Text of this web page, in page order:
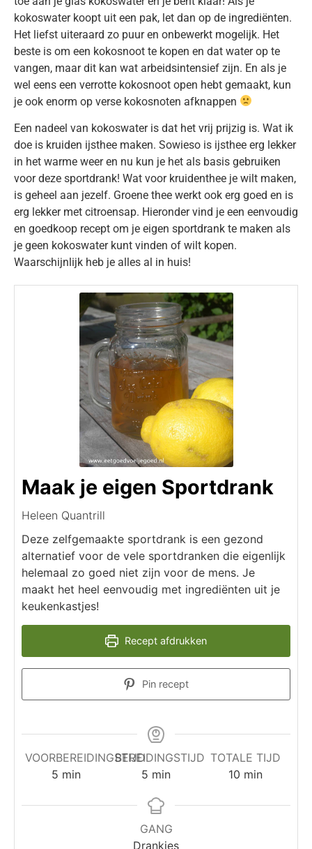
kokoswater koopt uit een pak, let dan op de ingrediënten.
Het liefst uiteraard zo puur en onbewerkt mogelijk. Het
beste is om een kokosnoot te kopen en dat water op te
vangen, maar dit kan wat arbeidsintensief zijn. En als je
wel eens een verrotte kokosnoot open hebt gemaakt, kun
je ook enorm op verse kokosnoten afknappen
Een nadeel van kokoswater is dat het vrij prijzig is. Wat ik
doe is kruiden ijsthee maken. Sowieso is ijsthee erg lekker
in het warme weer en nu kun je het als basis gebruiken
voor deze sportdrank! Wat voor kruidenthee je wilt maken,
is geheel aan jezelf. Groene thee werkt ook erg goed en is
erg lekker met citroensap. Hieronder vind je een eenvoudig
en goedkoop recept om je eigen sportdrank te maken als
je geen kokoswater kunt vinden of wilt kopen.
Waarschijnlijk heb je alles al in huis!
Maak je eigen Sportdrank
Heleen Quantrill
Deze zelfgemaakte sportdrank is een gezond
alternatief voor de vele sportdranken die eigenlijk
helemaal zo goed niet zijn voor de mens. Je
maakt het heel eenvoudig met ingrediënten uit je
keukenkastjes!
Recept afdrukken
Pin recept
VOORBEREIDINGSTIJD
5 min
BEREIDINGSTIJD
5 min
TOTALE TIJD
10 min
GANG
Drankjes